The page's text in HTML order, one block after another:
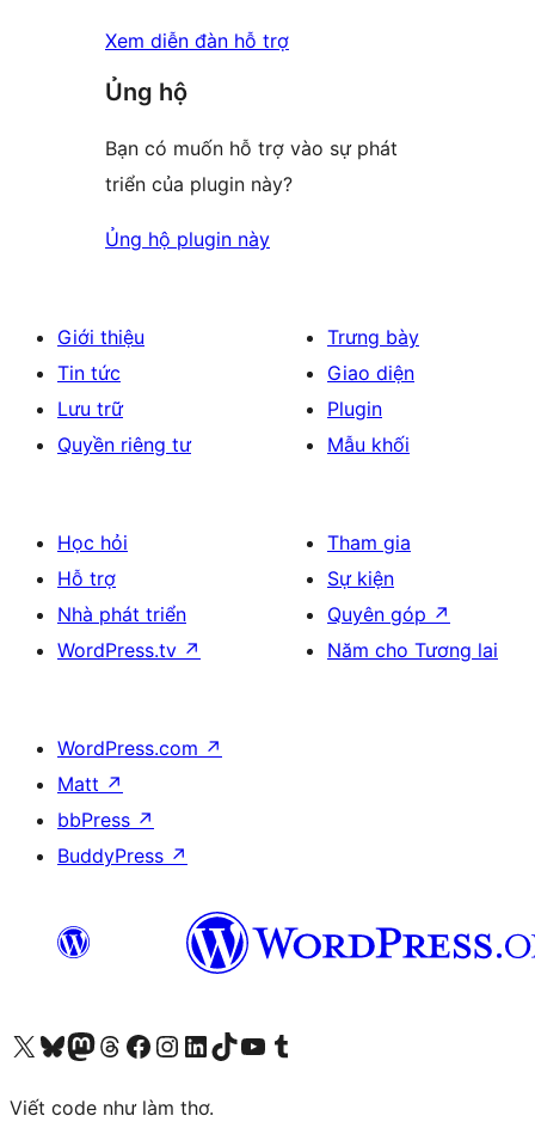
Xem diễn đàn hỗ trợ
Ủng hộ
Bạn có muốn hỗ trợ vào sự phát
triển của plugin này?
Ủng hộ plugin này
Giới thiệu
Tin tức
Lưu trữ
Quyền riêng tư
Trưng bày
Giao diện
Plugin
Mẫu khối
Học hỏi
Hỗ trợ
Nhà phát triển
WordPress.tv ↗
Tham gia
Sự kiện
Quyên góp ↗
Năm cho Tương lai
WordPress.com ↗
Matt ↗
bbPress ↗
BuddyPress ↗
Truy cập tài khoản X (trước đây là Twitter) của chúng tôiVisit our Bluesky account
Visit our Mastodon account
Visit our Threads account
Xem trang Facebook của chúng tôiTruy cập tài khoản Instagram của chúng tôiTruy cập tài khoản LinkedIn của chúng tôiVisit our TikTok account
Truy cập kênh YouTube của chúng tôi Visit our Tumblr account
Viết code như làm thơ.